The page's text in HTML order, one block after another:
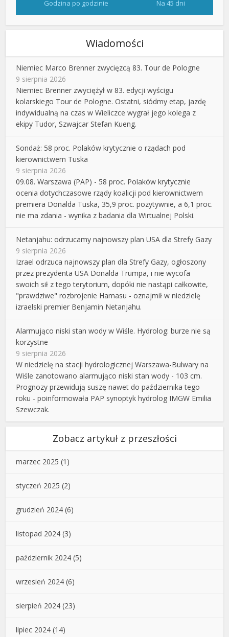
Godzina po godzinie Na 45 dni
Wiadomości
Niemiec Marco Brenner zwycięzcą 83. Tour de Pologne
9 sierpnia 2026
Niemiec Brenner zwyciężył w 83. edycji wyścigu
kolarskiego Tour de Pologne. Ostatni, siódmy etap, jazdę
indywidualną na czas w Wieliczce wygrał jego kolega z
ekipy Tudor, Szwajcar Stefan Kueng.
Sondaż: 58 proc. Polaków krytycznie o rządach pod
kierownictwem Tuska
9 sierpnia 2026
09.08. Warszawa (PAP) - 58 proc. Polaków krytycznie
ocenia dotychczasowe rządy koalicji pod kierownictwem
premiera Donalda Tuska, 35,9 proc. pozytywnie, a 6,1 proc.
nie ma zdania - wynika z badania dla Wirtualnej Polski.
Netanjahu: odrzucamy najnowszy plan USA dla Strefy Gazy
9 sierpnia 2026
Izrael odrzuca najnowszy plan dla Strefy Gazy, ogłoszony
przez prezydenta USA Donalda Trumpa, i nie wycofa
swoich sił z tego terytorium, dopóki nie nastąpi całkowite,
"prawdziwe" rozbrojenie Hamasu - oznajmił w niedzielę
izraelski premier Benjamin Netanjahu.
Alarmująco niski stan wody w Wiśle. Hydrolog: burze nie są
korzystne
9 sierpnia 2026
W niedzielę na stacji hydrologicznej Warszawa-Bulwary na
Wiśle zanotowano alarmująco niski stan wody - 103 cm.
Prognozy przewidują suszę nawet do października tego
roku - poinformowała PAP synoptyk hydrolog IMGW Emilia
Szewczak.
Zobacz artykuł z przeszłości
marzec 2025 (1)
styczeń 2025 (2)
grudzień 2024 (6)
listopad 2024 (3)
październik 2024 (5)
wrzesień 2024 (6)
sierpień 2024 (23)
lipiec 2024 (14)